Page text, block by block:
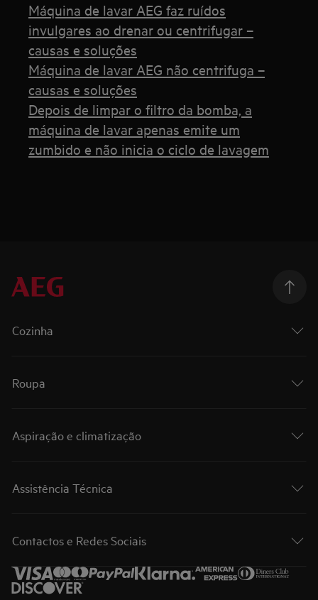
Máquina de lavar AEG faz ruídos
invulgares ao drenar ou centrifugar –
causas e soluções
Máquina de lavar AEG não centrifuga –
causas e soluções
Depois de limpar o filtro da bomba, a
máquina de lavar apenas emite um
zumbido e não inicia o ciclo de lavagem
Cozinha
Roupa
Aspiração e climatização
Assistência Técnica
Contactos e Redes Sociais